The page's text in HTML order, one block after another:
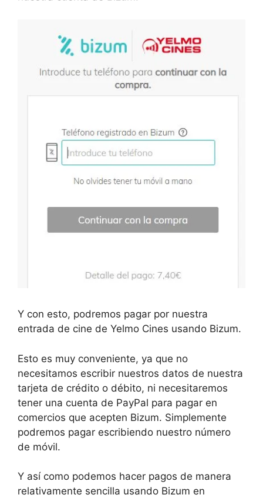
Y con esto, podremos pagar por nuestra
entrada de cine de Yelmo Cines usando Bizum.
Esto es muy conveniente, ya que no
necesitamos escribir nuestros datos de nuestra
tarjeta de crédito o débito, ni necesitaremos
tener una cuenta de PayPal para pagar en
comercios que acepten Bizum. Simplemente
podremos pagar escribiendo nuestro número
de móvil.
Y así como podemos hacer pagos de manera
relativamente sencilla usando Bizum en